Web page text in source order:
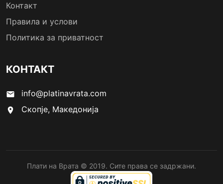
Контакт
Правила и услови
Политика за приватност
КОНТАКТ
email info@platinavrata.com
location_on Скопје, Македонија
Плати на Врата © 2019. Сите права се задржани.